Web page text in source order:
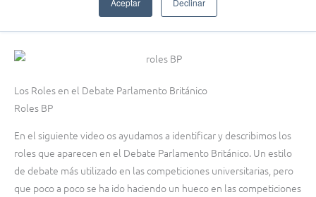
Aceptar Declinar
Los Roles en el Debate Parlamento Británico
Roles BP
En el siguiente video os ayudamos a identificar y describimos los
roles que aparecen en el Debate Parlamento Británico. Un estilo
de debate más utilizado en las competiciones universitarias, pero
que poco a poco se ha ido haciendo un hueco en las competiciones